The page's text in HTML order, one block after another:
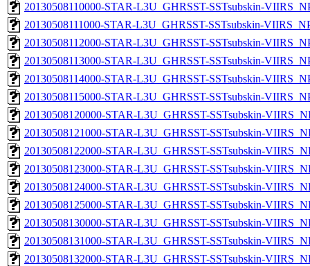
20130508110000-STAR-L3U_GHRSST-SSTsubskin-
20130508111000-STAR-L3U_GHRSST-SSTsubskin-
20130508112000-STAR-L3U_GHRSST-SSTsubskin-
20130508113000-STAR-L3U_GHRSST-SSTsubskin-
20130508114000-STAR-L3U_GHRSST-SSTsubskin-
20130508115000-STAR-L3U_GHRSST-SSTsubskin-
20130508120000-STAR-L3U_GHRSST-SSTsubskin-
20130508121000-STAR-L3U_GHRSST-SSTsubskin-
20130508122000-STAR-L3U_GHRSST-SSTsubskin-
20130508123000-STAR-L3U_GHRSST-SSTsubskin-
20130508124000-STAR-L3U_GHRSST-SSTsubskin-
20130508125000-STAR-L3U_GHRSST-SSTsubskin-
20130508130000-STAR-L3U_GHRSST-SSTsubskin-
20130508131000-STAR-L3U_GHRSST-SSTsubskin-
20130508132000-STAR-L3U_GHRSST-SSTsubskin-